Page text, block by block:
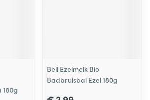
Bell Ezelmelk Bio
Badbruisbal Ezel 180g